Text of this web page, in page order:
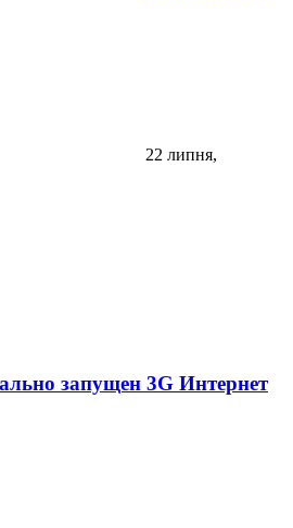
22 липня,
запущен 3G Интернет